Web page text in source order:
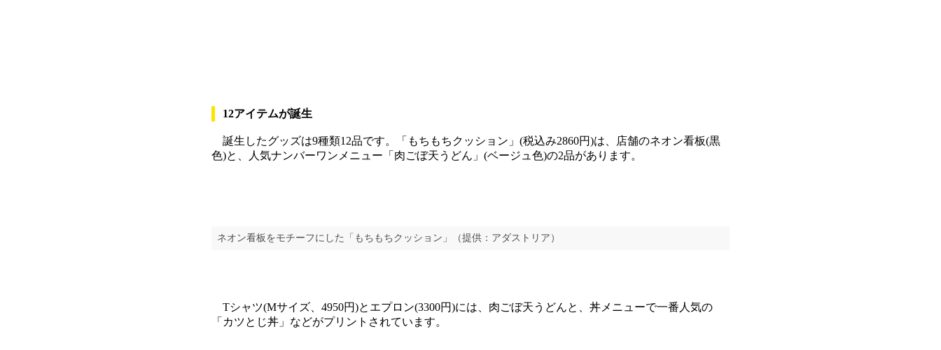
12アイテムが誕生
誕生したグッズは9種類12品です。「もちもちクッション」(税込み2860円)は、店舗のネオン看板(黒
色)と、人気ナンバーワンメニュー「肉ごぼ天うどん」(ベージュ色)の2品があります。
ネオン看板をモチーフにした「もちもちクッション」（提供：アダストリア）
Tシャツ(Mサイズ、4950円)とエプロン(3300円)には、肉ごぼ天うどんと、丼メニューで一番人気の
「カツとじ丼」などがプリントされています。